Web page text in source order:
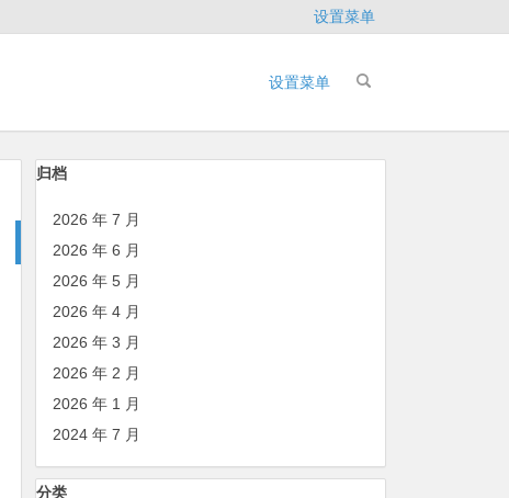
设置菜单
设置菜单
归档
2026 年 7 月
2026 年 6 月
2026 年 5 月
2026 年 4 月
2026 年 3 月
2026 年 2 月
2026 年 1 月
2024 年 7 月
分类